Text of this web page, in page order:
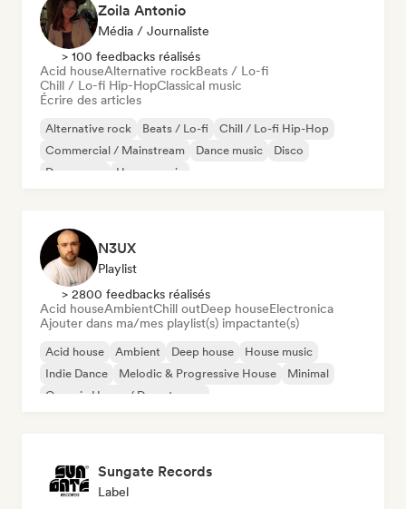
Zoila Antonio
Média / Journaliste
> 100 feedbacks réalisés
Acid houseAlternative rockBeats / Lo-fi
Chill / Lo-fi Hip-HopClassical music
Écrire des articles
Alternative rock Beats / Lo-fi
Chill / Lo-fi Hip-Hop
Commercial / Mainstream
Dance music
Disco
Dream pop
House music
N3UX
Playlist
> 2800 feedbacks réalisés
Acid houseAmbientChill outDeep houseElectronica
Ajouter dans ma/mes playlist(s) impactante(s)
Acid house Ambient Deep house
House music
Indie Dance
Melodic & Progressive House
Minimal
Organic House / Downtempo
Sungate Records
Label